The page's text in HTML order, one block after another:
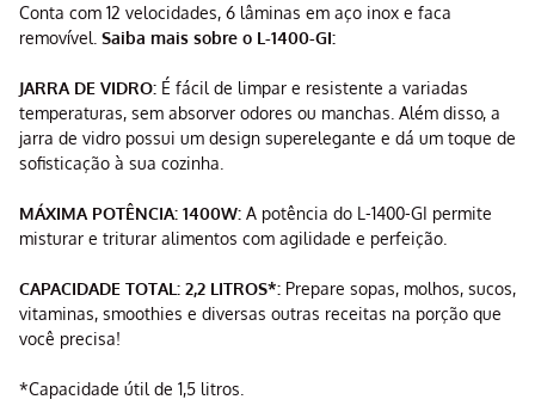
Conta com 12 velocidades, 6 lâminas em aço inox e faca
removível. Saiba mais sobre o L-1400-GI:
JARRA DE VIDRO: É fácil de limpar e resistente a variadas
temperaturas, sem absorver odores ou manchas. Além disso, a
jarra de vidro possui um design superelegante e dá um toque de
sofisticação à sua cozinha.
MÁXIMA POTÊNCIA: 1400W: A potência do L-1400-GI permite
misturar e triturar alimentos com agilidade e perfeição.
CAPACIDADE TOTAL: 2,2 LITROS*: Prepare sopas, molhos, sucos,
vitaminas, smoothies e diversas outras receitas na porção que
você precisa!
*Capacidade útil de 1,5 litros.